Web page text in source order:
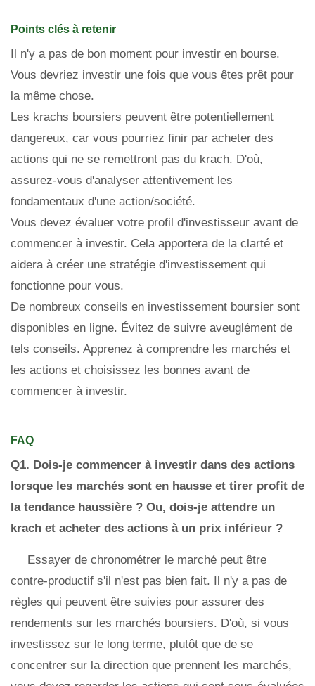
Points clés à retenir
Il n'y a pas de bon moment pour investir en bourse.
Vous devriez investir une fois que vous êtes prêt pour
la même chose.
Les krachs boursiers peuvent être potentiellement
dangereux, car vous pourriez finir par acheter des
actions qui ne se remettront pas du krach. D'où,
assurez-vous d'analyser attentivement les
fondamentaux d'une action/société.
Vous devez évaluer votre profil d'investisseur avant de
commencer à investir. Cela apportera de la clarté et
aidera à créer une stratégie d'investissement qui
fonctionne pour vous.
De nombreux conseils en investissement boursier sont
disponibles en ligne. Évitez de suivre aveuglément de
tels conseils. Apprenez à comprendre les marchés et
les actions et choisissez les bonnes avant de
commencer à investir.
FAQ
Q1. Dois-je commencer à investir dans des actions
lorsque les marchés sont en hausse et tirer profit de
la tendance haussière ? Ou, dois-je attendre un
krach et acheter des actions à un prix inférieur ?
Essayer de chronométrer le marché peut être
contre-productif s'il n'est pas bien fait. Il n'y a pas de
règles qui peuvent être suivies pour assurer des
rendements sur les marchés boursiers. D'où, si vous
investissez sur le long terme, plutôt que de se
concentrer sur la direction que prennent les marchés,